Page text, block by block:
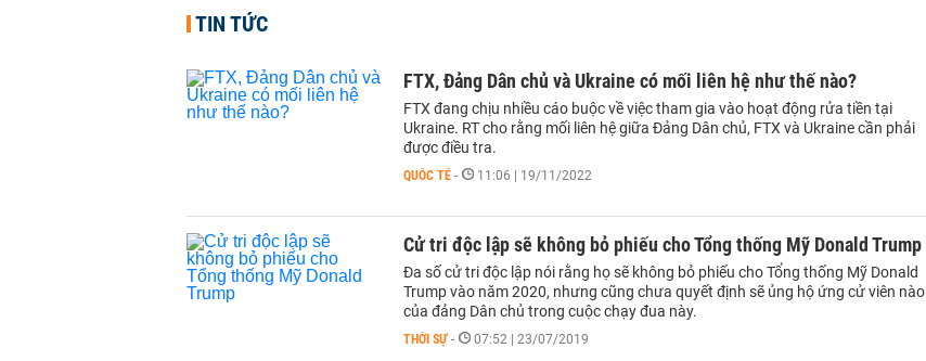
TIN TỨC
FTX, Đảng Dân chủ và Ukraine có mối liên hệ như thế nào?
FTX đang chịu nhiều cáo buộc về việc tham gia vào hoạt động rửa tiền tại
Ukraine. RT cho rằng mối liên hệ giữa Đảng Dân chủ, FTX và Ukraine cần phải
được điều tra.
QUỐC TẾ - 11:06 | 19/11/2022
Cử tri độc lập sẽ không bỏ phiếu cho Tổng thống Mỹ Donald Trump
Đa số cử tri độc lập nói rằng họ sẽ không bỏ phiếu cho Tổng thống Mỹ Donald
Trump vào năm 2020, nhưng cũng chưa quyết định sẽ ủng hộ ứng cử viên nào
của đảng Dân chủ trong cuộc chạy đua này.
THỜI SỰ - 07:52 | 23/07/2019